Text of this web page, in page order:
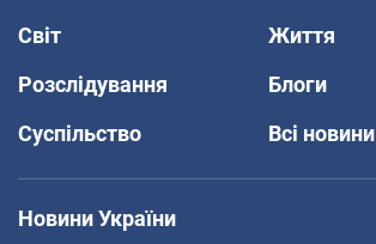
Світ
Життя
Розслідування
Блоги
Суспільство
Всі новини
Новини України